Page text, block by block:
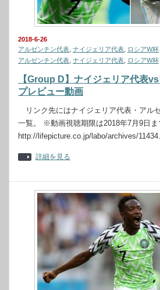
2018-6-26
アルゼンチン代表 ナイジェリア代表
ロシアW杯
アルゼンチン代表 ナイジェリア代表 ロシアW杯
【Group D】ナイジェリア代表
プレビュー動画
リンク先にはナイジェリア代表・アル
一覧。 ※動画視聴期限は2018年7月9日ま
http://lifepicture.co.jp/labo/archives/
詳細を見る